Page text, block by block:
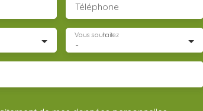
Téléphone
-
Vous souhaitez